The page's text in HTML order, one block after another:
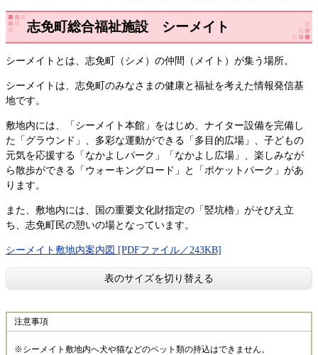
志免町総合福祉施設 シーメイト
シーメイトとは、志免町（シメ）の仲間（メイト）が集う場所。
シーメイトは、志免町のみなさまの健康と福祉を考えた情報発信基
地です。
敷地内には、「シーメイト本館」をはじめ、ナイター設備を完備し
た「グラウンド」、多彩な運動ができる「多目的広場」、子どもの
元気を応援する「なかよしパーク」「なかよし広場」、楽しみなが
ら散歩ができる「ウォーキングロード」と「ポケットパーク」があ
ります。
また、敷地内には、国の重要文化財指定の「竪坑櫓」がそびえ立
ち、志免町民の憩いの場となっています。
シーメイト敷地内案内図 [PDFファイル／243KB]
表のサイズを切り替える
注意事項
※シーメイト敷地内へ犬や猫などのペット類の持込はできません。